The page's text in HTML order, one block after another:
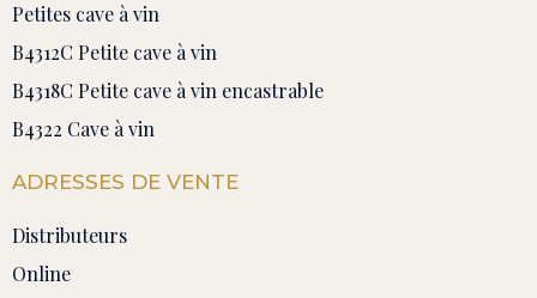
Petites cave à vin
B4312C Petite cave à vin
B4318C Petite cave à vin encastrable
B4322 Cave à vin
ADRESSES DE VENTE
Distributeurs
Online